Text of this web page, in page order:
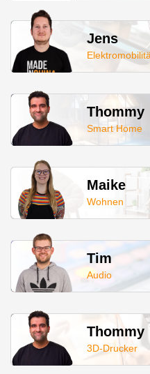
Jens
Thommy
Smart Home
Maike
Wohnen
Tim
Audio
Thommy
3D-Drucker